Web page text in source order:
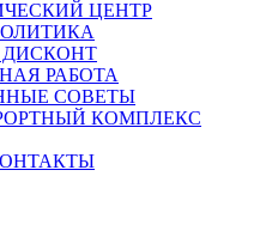
ЦЕНТР
РАБОТА
СОВЕТЫ
КОМПЛЕКС